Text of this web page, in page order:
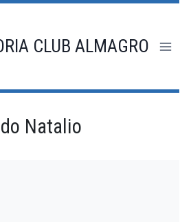
CLUB ALMAGRO
Natalio